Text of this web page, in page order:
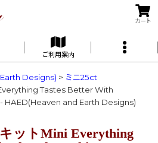
カート
ご利用案内
Designs) > ミニ25ct
Tastes Better With
and Earth Designs)
ットMini Everything